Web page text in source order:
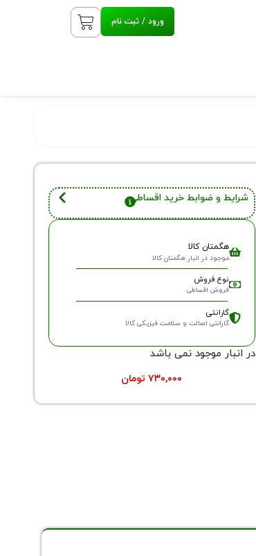
ورود / ثبت نام
شرایط و ضوابط خرید اقساطی
هگمتان کالا
موجود در انبار هگمتان کالا
نوع فروش
فروش اقساطی
گارانتی
گارانتی اصالت و سلامت فیزیکی کالا
در انبار موجود نمی باشد
۷۳۰,۰۰۰ تومان